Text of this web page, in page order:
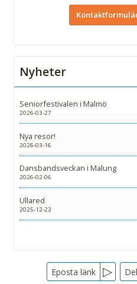
Nyheter
Seniorfestivalen i Malmö
2026-03-27
Nya resor!
2026-03-16
Dansbandsveckan i Malung
2026-02-06
Ullared
2025-12-23
FacebookEposta länk